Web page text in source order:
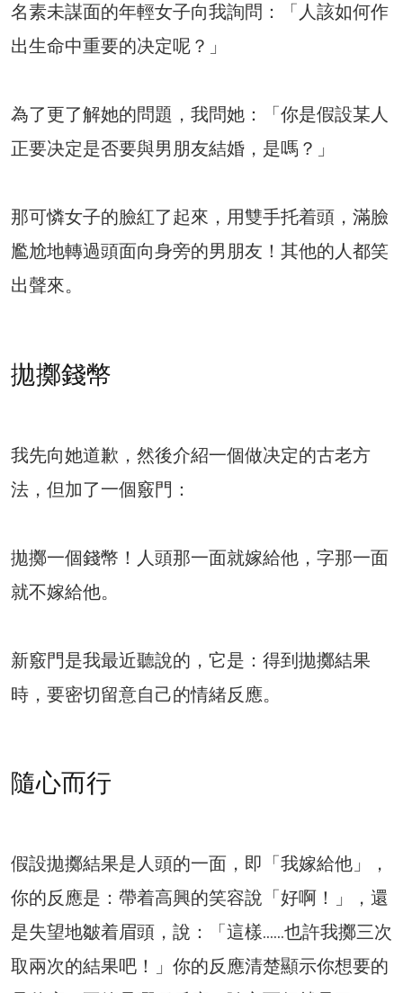
名素未謀面的年輕女子向我詢問：「人該如何作
出生命中重要的决定呢？」
為了更了解她的問題，我問她：「你是假設某人
正要决定是否要與男朋友結婚，是嗎？」
那可憐女子的臉紅了起來，用雙手托着頭，滿臉
尷尬地轉過頭面向身旁的男朋友！其他的人都笑
出聲來。
拋擲錢幣
我先向她道歉，然後介紹一個做决定的古老方
法，但加了一個竅門：
拋擲一個錢幣！人頭那一面就嫁給他，字那一面
就不嫁給他。
新竅門是我最近聽說的，它是：得到拋擲結果
時，要密切留意自己的情緒反應。
隨心而行
假設拋擲結果是人頭的一面，即「我嫁給他」，
你的反應是：帶着高興的笑容說「好啊！」，還
是失望地皺着眉頭，說：「這樣……也許我擲三次
取兩次的結果吧！」你的反應清楚顯示你想要的